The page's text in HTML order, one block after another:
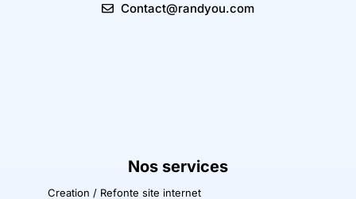
Contact@randyou.com
Nos services
Creation / Refonte site internet